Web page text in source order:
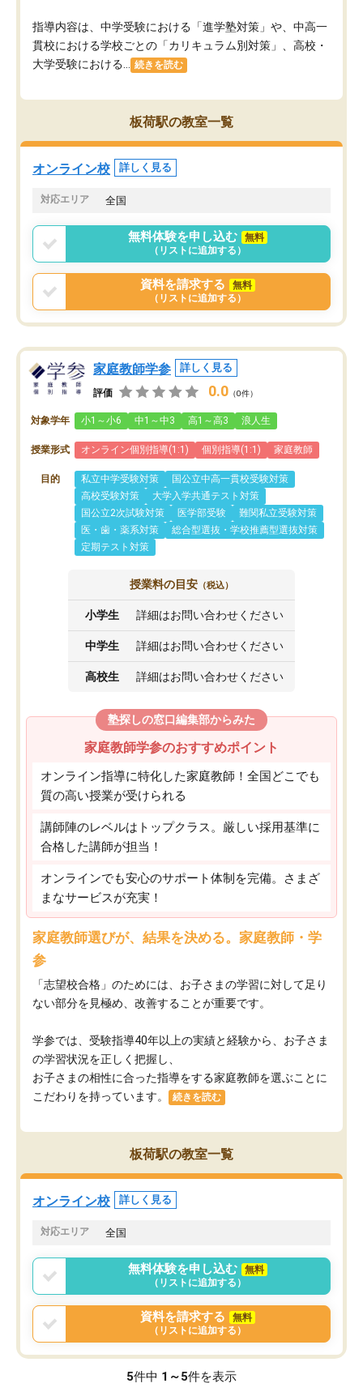
指導内容は、中学受験における「進学塾対策」や、中高一
貫校における学校ごとの「カリキュラム別対策」、高校・
大学受験における...
続きを読む
板荷駅の教室一覧
オンライン校 詳しく見る
対応エリア 全国
無料体験を申し込む
無料
（リストに追加する）
資料を請求する
無料
（リストに追加する）
家庭教師学参 詳しく見る
評価 0.0 （0件）
対象学年 小1～小6 中1～中3 高1～高3 浪人生
授業形式 オンライン個別指導(1:1) 個別指導(1:1) 家庭教師
目的 私立中学受験対策
国公立中高一貫校受験対策
高校受験対策
大学入学共通テスト対策
国公立2次試験対策
医学部受験
難関私立受験対策
医・歯・薬系対策
総合型選抜・学校推薦型選抜対策
定期テスト対策
授業料の目安 （税込）
小学生 詳細はお問い合わせください
中学生 詳細はお問い合わせください
高校生 詳細はお問い合わせください
塾探しの窓口編集部からみた
家庭教師学参のおすすめポイント
オンライン指導に特化した家庭教師！全国どこでも
質の高い授業が受けられる
講師陣のレベルはトップクラス。厳しい採用基準に
合格した講師が担当！
オンラインでも安心のサポート体制を完備。さまざ
まなサービスが充実！
家庭教師選びが、結果を決める。家庭教師・学
参
「志望校合格」のためには、お子さまの学習に対して足り
ない部分を見極め、改善することが重要です。
学参では、受験指導40年以上の実績と経験から、お子さま
の学習状況を正しく把握し、
お子さまの相性に合った指導をする家庭教師を選ぶことに
こだわりを持っています。
続きを読む
板荷駅の教室一覧
オンライン校 詳しく見る
対応エリア 全国
無料体験を申し込む
無料
（リストに追加する）
資料を請求する
無料
（リストに追加する）
5件中 1～5件を表示